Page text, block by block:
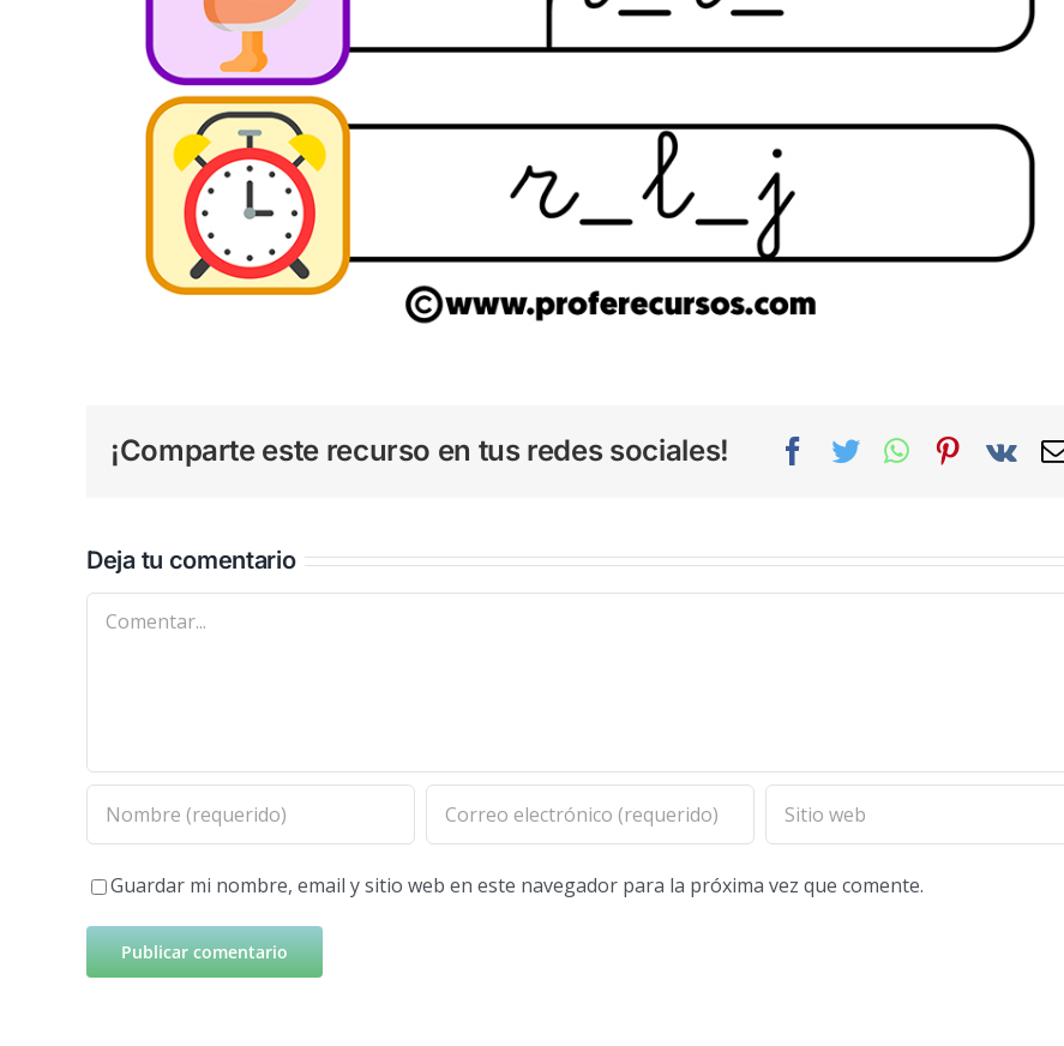
¡Comparte este recurso en tus redes sociales! Facebook
TwitterWhatsAppPinterest
Vk
Deja tu comentario
Comentar
Guardar mi nombre, email y sitio web en este navegador para la próxima vez que comente.